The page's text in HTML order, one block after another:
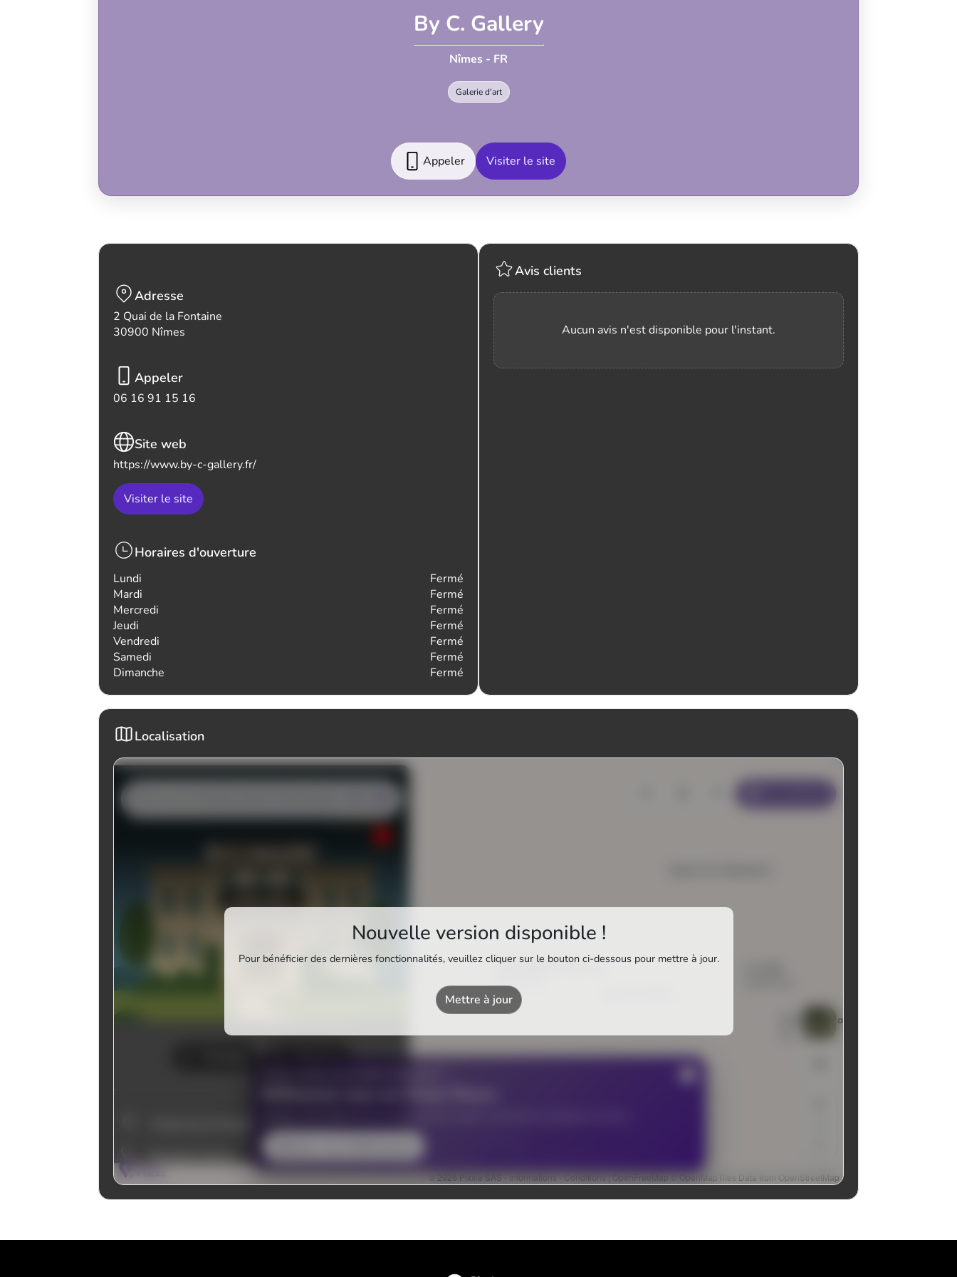
By C. Gallery
Nîmes - FR
Galerie d'art
Appeler Visiter le site
Adresse
2 Quai de la Fontaine
30900 Nîmes
Appeler
06 16 91 15 16
Site web
https://www.by-c-gallery.fr/
Visiter le site
Horaires d'ouverture
Lundi
Fermé
Mardi
Fermé
Mercredi
Fermé
Jeudi
Fermé
Vendredi
Fermé
Samedi
Fermé
Dimanche
Fermé
Avis clients
Aucun avis n'est disponible pour l'instant.
Localisation